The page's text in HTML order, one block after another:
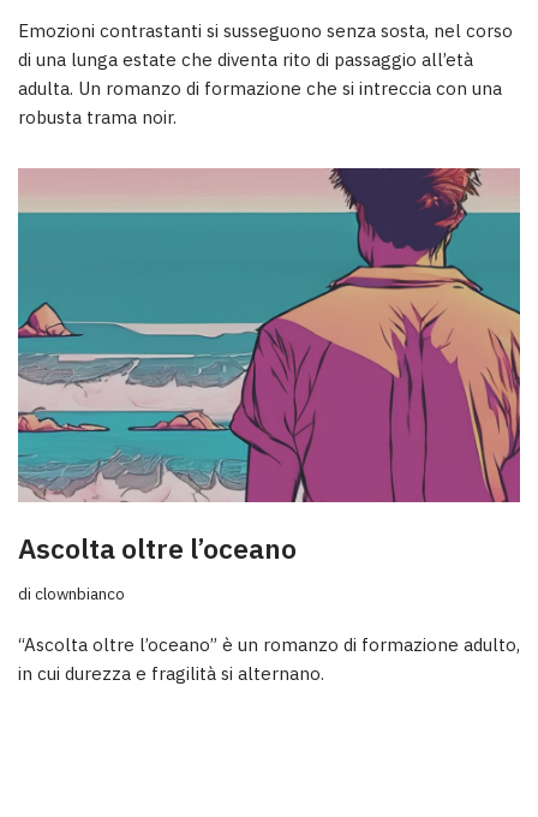
Emozioni contrastanti si susseguono senza sosta, nel corso
di una lunga estate che diventa rito di passaggio all’età
adulta. Un romanzo di formazione che si intreccia con una
robusta trama noir.
Ascolta oltre l’oceano
di clownbianco
“Ascolta oltre l’oceano” è un romanzo di formazione adulto,
in cui durezza e fragilità si alternano.